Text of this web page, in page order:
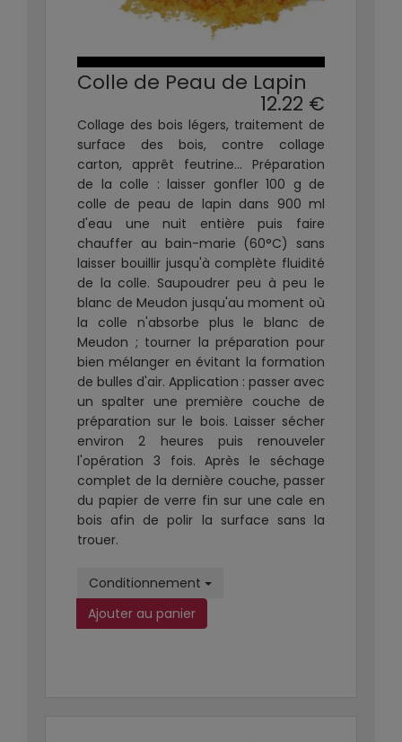
Colle de Peau de Lapin
12.22 €
Collage des bois légers, traitement de
surface des bois, contre collage
carton, apprêt feutrine... Préparation
de la colle : laisser gonfler 100 g de
colle de peau de lapin dans 900 ml
d'eau une nuit entière puis faire
chauffer au bain-marie (60°C) sans
laisser bouillir jusqu'à complète fluidité
de la colle. Saupoudrer peu à peu le
blanc de Meudon jusqu'au moment où
la colle n'absorbe plus le blanc de
Meudon ; tourner la préparation pour
bien mélanger en évitant la formation
de bulles d'air. Application : passer avec
un spalter une première couche de
préparation sur le bois. Laisser sécher
environ 2 heures puis renouveler
l'opération 3 fois. Après le séchage
complet de la dernière couche, passer
du papier de verre fin sur une cale en
bois afin de polir la surface sans la
trouer.
Conditionnement
Ajouter au panier